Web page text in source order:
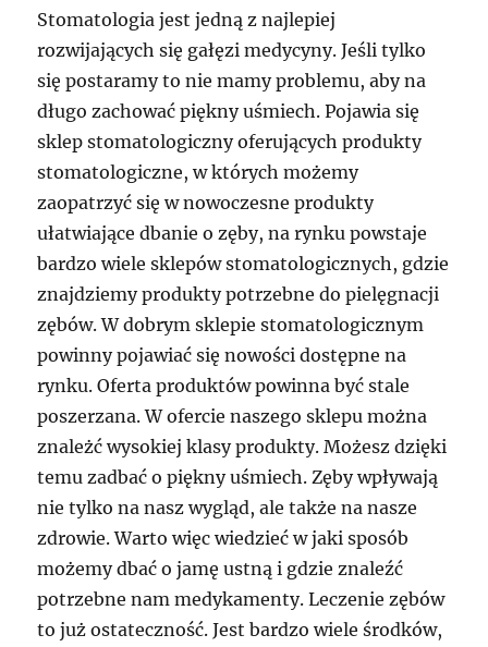
Stomatologia jest jedną z najlepiej
rozwijających się gałęzi medycyny. Jeśli tylko
się postaramy to nie mamy problemu, aby na
długo zachować piękny uśmiech. Pojawia się
sklep stomatologiczny oferujących produkty
stomatologiczne, w których możemy
zaopatrzyć się w nowoczesne produkty
ułatwiające dbanie o zęby, na rynku powstaje
bardzo wiele sklepów stomatologicznych, gdzie
znajdziemy produkty potrzebne do pielęgnacji
zębów. W dobrym sklepie stomatologicznym
powinny pojawiać się nowości dostępne na
rynku. Oferta produktów powinna być stale
poszerzana. W ofercie naszego sklepu można
znależć wysokiej klasy produkty. Możesz dzięki
temu zadbać o piękny uśmiech. Zęby wpływają
nie tylko na nasz wygląd, ale także na nasze
zdrowie. Warto więc wiedzieć w jaki sposób
możemy dbać o jamę ustną i gdzie znaleźć
potrzebne nam medykamenty. Leczenie zębów
to już ostateczność. Jest bardzo wiele środków,